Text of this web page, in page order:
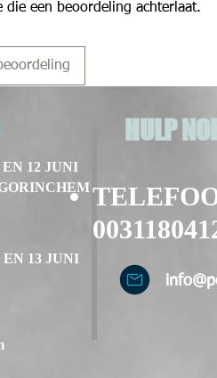
die een beoordeling achterlaat.
13 JUNI
HULP
12 JUNI